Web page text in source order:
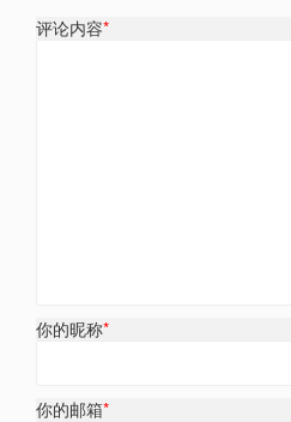
评论内容*
你的昵称*
你的邮箱*